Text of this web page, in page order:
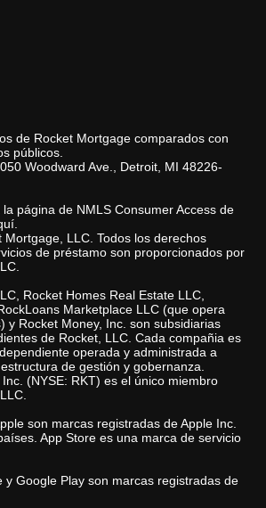
de Rocket Mortgage comparados con
públicos.
Woodward Ave., Detroit, MI 48226-
página de NMLS Consumer Access de
LLC. Todos los derechos
de préstamo son proporcionados por
Rocket Homes Real Estate LLC,
Marketplace LLC (que opera
y Rocket Money, Inc. son subsidiarias
de Rocket, LLC. Cada compañia es
operada y administrada a
de gestión y gobernanza.
(NYSE: RKT) es el único miembro
son marcas registradas de Apple Inc.
App Store es una marca de servicio
y Google Play son marcas registradas de